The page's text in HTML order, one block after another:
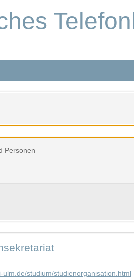
Personen
ulm.de/studium/studienorganisation.html